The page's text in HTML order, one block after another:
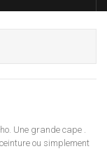
Une grande cape .
ou simplement